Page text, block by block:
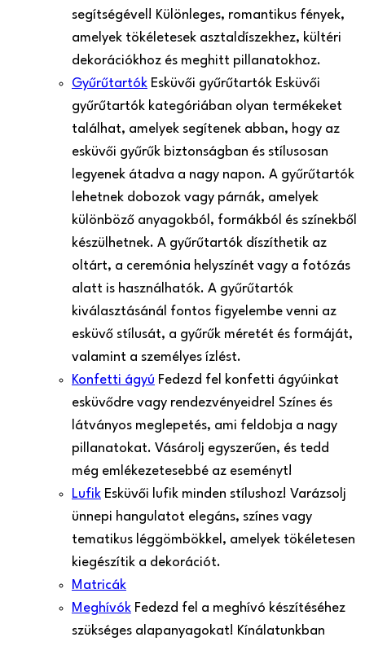
segítségével! Különleges, romantikus fények,
amelyek tökéletesek asztaldíszekhez, kültéri
dekorációkhoz és meghitt pillanatokhoz.
Gyűrűtartók Esküvői gyűrűtartók Esküvői
gyűrűtartók kategóriában olyan termékeket
találhat, amelyek segítenek abban, hogy az
esküvői gyűrűk biztonságban és stílusosan
legyenek átadva a nagy napon. A gyűrűtartók
lehetnek dobozok vagy párnák, amelyek
különböző anyagokból, formákból és színekből
készülhetnek. A gyűrűtartók díszíthetik az
oltárt, a ceremónia helyszínét vagy a fotózás
alatt is használhatók. A gyűrűtartók
kiválasztásánál fontos figyelembe venni az
esküvő stílusát, a gyűrűk méretét és formáját,
valamint a személyes ízlést.
Konfetti ágyú Fedezd fel konfetti ágyúinkat
esküvődre vagy rendezvényeidre! Színes és
látványos meglepetés, ami feldobja a nagy
pillanatokat. Vásárolj egyszerűen, és tedd
még emlékezetesebbé az eseményt!
Lufik Esküvői lufik minden stílushoz! Varázsolj
ünnepi hangulatot elegáns, színes vagy
tematikus léggömbökkel, amelyek tökéletesen
kiegészítik a dekorációt.
Matricák
Meghívók Fedezd fel a meghívó készítéséhez
szükséges alapanyagokat! Kínálatunkban